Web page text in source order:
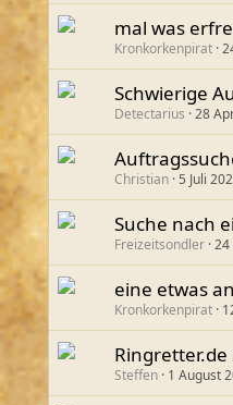
mal was
Kronkorkenpirat
Schwierige
Detectarius 28
Christian 5 Juli
Suche nach
Freizeitsondler 24
eine etwas
Kronkorkenpirat
Steffen 1 August